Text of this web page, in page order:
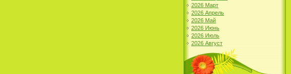
2026 Март
2026 Апрель
2026 Май
2026 Июнь
2026 Июль
2026 Август